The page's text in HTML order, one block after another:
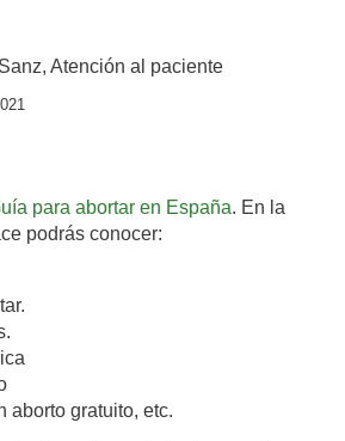
Atención al paciente
para abortar en España. En la
podrás conocer:
aborto gratuito, etc.